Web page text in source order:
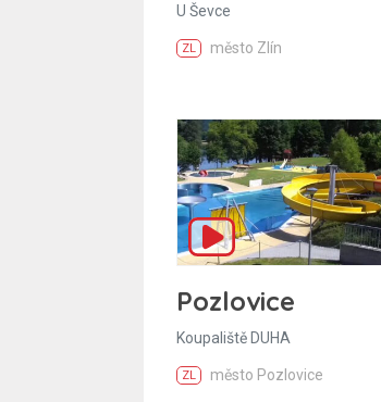
U Ševce
ZL město Zlín
Pozlovice
Koupaliště DUHA
ZL město Pozlovice